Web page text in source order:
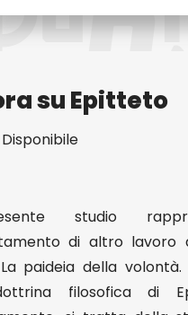
su Epitteto
Disponibile
studio
di altro lavoro
paideia della
filosofica di